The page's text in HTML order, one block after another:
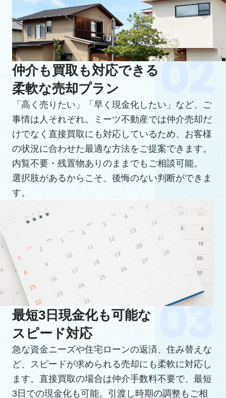
仲介も買取も対応できる
柔軟な売却プラン
「高く売りたい」「早く現金化したい」など、ご
事情は人それぞれ。ミーツ不動産では仲介売却だ
けでなく直接買取にも対応しているため、お客様
の状況に合わせた最適な方法をご提案できます。
内覧不要・残置物ありのままでもご相談可能。
選択肢があるからこそ、後悔のない判断ができま
す。
最短3日現金化も可能な
スピード対応
急な資金ニーズや住宅ローンの返済、住み替えな
ど、スピードが求められる売却にも柔軟に対応し
ます。直接買取の場合は仲介手数料不要で、最短
3日での現金化も可能。引渡し時期の調整もご相